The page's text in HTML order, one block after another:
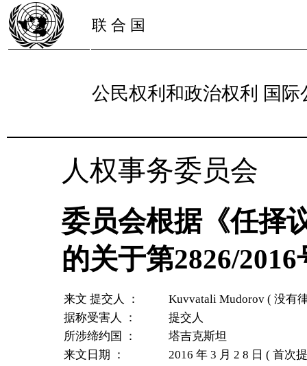
联 合 国
公民权利和政治权利 国际
人权事务委员会
委员会根据《任择
的关于第2826/
来文 提交人 ：
Kuvvatali Mudorov ( 没有
据称受害人 ：
提交人
所涉缔约国 ：
塔吉克斯坦
来文日期 ：
2016 年 3 月 2 8 日 ( 首次